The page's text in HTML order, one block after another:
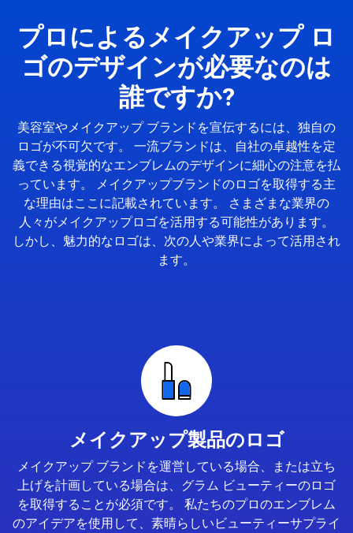
プロによるメイクアップ ロ
ゴのデザインが必要なのは
誰ですか?
美容室やメイクアップ ブランドを宣伝するには、独自の
ロゴが不可欠です。 一流ブランドは、自社の卓越性を定
義できる視覚的なエンブレムのデザインに細心の注意を払
っています。 メイクアップブランドのロゴを取得する主
な理由はここに記載されています。 さまざまな業界の
人々がメイクアップロゴを活用する可能性があります。
しかし、魅力的なロゴは、次の人や業界によって活用され
ます。
メイクアップ製品のロゴ
メイクアップ ブランドを運営している場合、または立ち
上げを計画している場合は、グラム ビューティーのロゴ
を取得することが必須です。 私たちのプロのエンブレム
のアイデアを使用して、素晴らしいビューティーサプライ